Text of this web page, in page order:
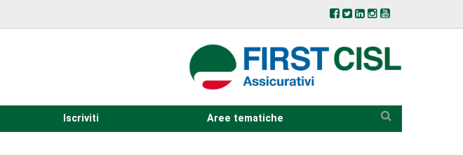
Iscriviti Aree tematiche